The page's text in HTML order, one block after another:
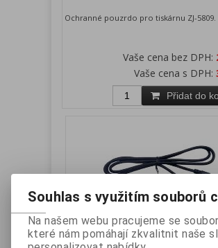
Ochranné pouzrdo pro tiskárnu ZJ-5809.
Vaše cena bez DPH:
Vaše cena s DPH:
Přidat do
SPP-R200 - datový kabel RS-232
Souhlas s využitím souborů
Na našem webu pracujeme se
které nám pomáhají zkvalitnit naše